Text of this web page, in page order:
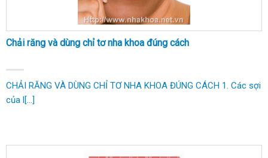
Chải răng và dùng chỉ tơ nha khoa đúng cách
CHẢI RĂNG VÀ DÙNG CHỈ TƠ NHA KHOA ĐÚNG CÁCH 1. Các sợi
của l[...]